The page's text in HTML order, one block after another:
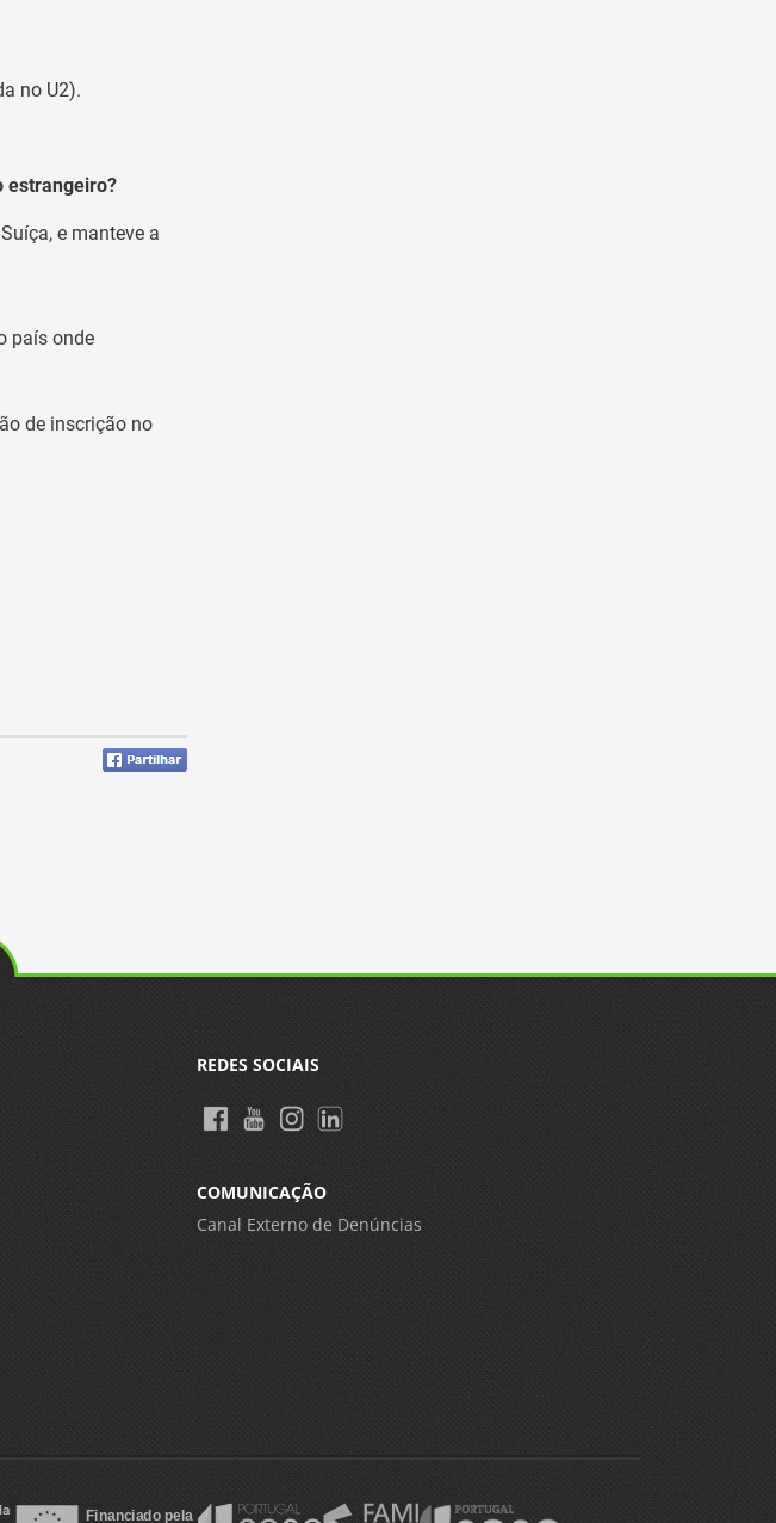
no U2).
estrangeiro?
e manteve a
país onde
de inscrição no
REDES SOCIAIS
COMUNICAÇÃO
Canal Externo de Denúncias